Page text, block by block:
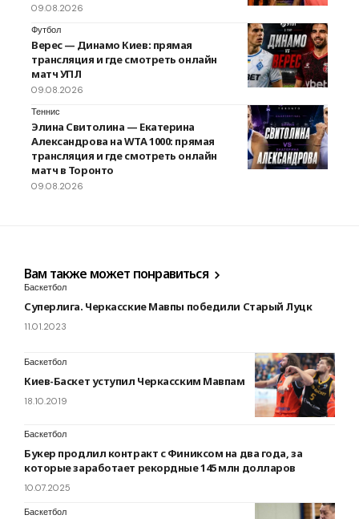
09.08.2026
Футбол
Верес — Динамо Киев: прямая
трансляция и где смотреть онлайн
матч УПЛ
09.08.2026
Теннис
Элина Свитолина — Екатерина
Александрова на WTA 1000: прямая
трансляция и где смотреть онлайн
матч в Торонто
09.08.2026
Вам также может понравиться
Баскетбол
Суперлига. Черкасские Мавпы победили Старый Луцк
11.01.2023
Баскетбол
Киев-Баскет уступил Черкасским Мавпам
18.10.2019
Баскетбол
Букер продлил контракт с Финиксом на два года, за
которые заработает рекордные 145 млн долларов
10.07.2025
Баскетбол